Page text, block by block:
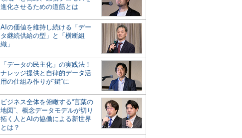
進化させるための道筋とは
AIの価値を維持し続ける「デー
タ継続供給の型」と「横断組
織」
「データの民主化」の実践法！
ナレッジ提供と自律的データ活
用の仕組み作りが“鍵”に
ビジネス全体を俯瞰する“言葉の
地図”、概念データモデルが切り
拓く人とAIの協働による新世界
とは？